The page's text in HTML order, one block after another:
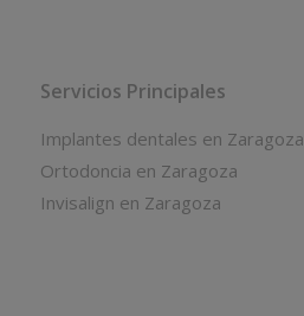
Servicios Principales
Implantes dentales en Zaragoza
Ortodoncia en Zaragoza
Invisalign en Zaragoza